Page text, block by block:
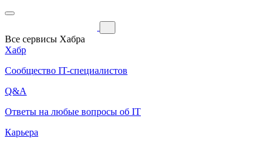
Все сервисы Хабра
Хабр
Сообщество IT-специалистов
Q&A
Ответы на любые вопросы об IT
Карьера